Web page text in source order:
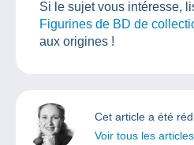
Si le sujet vous intéresse,
Figurines de BD de
aux origines !
Cet article a été
Voir tous les articles